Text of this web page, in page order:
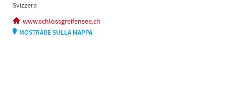
Svizzera
www.schlossgreifensee.ch
MOSTRARE SULLA MAPPA